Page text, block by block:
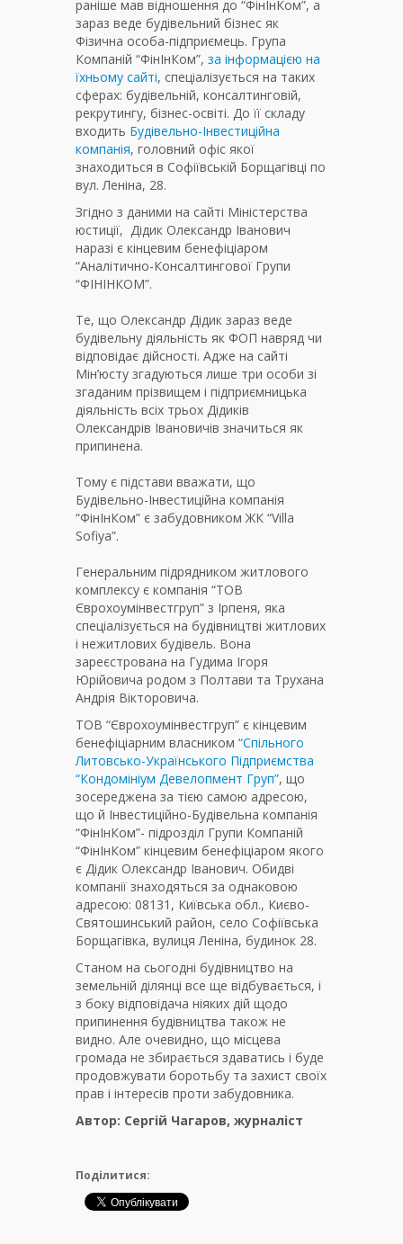
раніше мав відношення до “ФінІнКом”, а
зараз веде будівельний бізнес як
Фізична особа-підприємець. Група
Компаній “ФінІнКом”, за інформацією на
їхньому сайті, спеціалізується на таких
сферах: будівельній, консалтинговій,
рекрутингу, бізнес-освіті. До її складу
входить Будівельно-Інвестиційна
компанія, головний офіс якої
знаходиться в Софіївській Борщагівці по
вул. Леніна, 28.
Згідно з даними на сайті Міністерства
юстиції, Дідик Олександр Іванович
наразі є кінцевим бенефіціаром
“Аналітично-Консалтингової Групи
“ФІНІНКОМ”.
Те, що Олександр Дідик зараз веде
будівельну діяльність як ФОП навряд чи
відповідає дійсності. Адже на сайті
Мін’юсту згадуються лише три особи зі
згаданим прізвищем і підприємницька
діяльність всіх трьох Дідиків
Олександрів Івановичів значиться як
припинена.
Тому є підстави вважати, що
Будівельно-Інвестиційна компанія
“ФінІнКом” є забудовником ЖК “Villa
Sofiya”.
Генеральним підрядником житлового
комплексу є компанія “ТОВ
Єврохоумінвестгруп” з Ірпеня, яка
спеціалізується на будівництві житлових
і нежитлових будівель. Вона
зареєстрована на Гудима Ігоря
Юрійовича родом з Полтави та Трухана
Андрія Вікторовича.
ТОВ “Єврохоумінвестгруп” є кінцевим
бенефіціарним власником “Спільного
Литовсько-Українського Підприємства
“Кондомініум Девелопмент Груп”, що
зосереджена за тією самою адресою,
що й Інвестиційно-Будівельна компанія
“ФінІнКом”- підрозділ Групи Компаній
“ФінІнКом” кінцевим бенефіціаром якого
є Дідик Олександр Іванович. Обидві
компанії знаходяться за однаковою
адресою: 08131, Київська обл., Києво-
Святошинський район, село Софіївська
Борщагівка, вулиця Леніна, будинок 28.
Станом на сьогодні будівництво на
земельній ділянці все ще відбувається, і
з боку відповідача ніяких дій щодо
припинення будівництва також не
видно. Але очевидно, що місцева
громада не збирається здаватись і буде
продовжувати боротьбу та захист своїх
прав і інтересів проти забудовника.
Автор: Сергій Чагаров, журналіст
Поділитися: